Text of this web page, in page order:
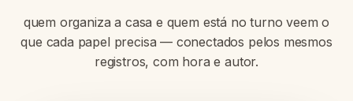
quem organiza a casa e quem está no turno veem o
que cada papel precisa — conectados pelos mesmos
registros, com hora e autor.